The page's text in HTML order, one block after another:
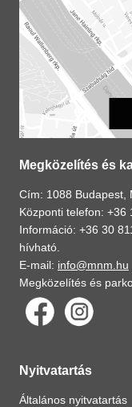
Megközelítés és
Cím: 1088 Budapest,
Központi telefon: +36
Információ: +36 30
hívható.
E-mail: info@mnm.hu
Megközelítés és
Nyitvatartás
Általános nyitvatartás